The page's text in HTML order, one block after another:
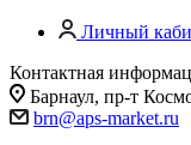
Личный
Контактная
Барнаул, пр-т
brn@aps-market.ru